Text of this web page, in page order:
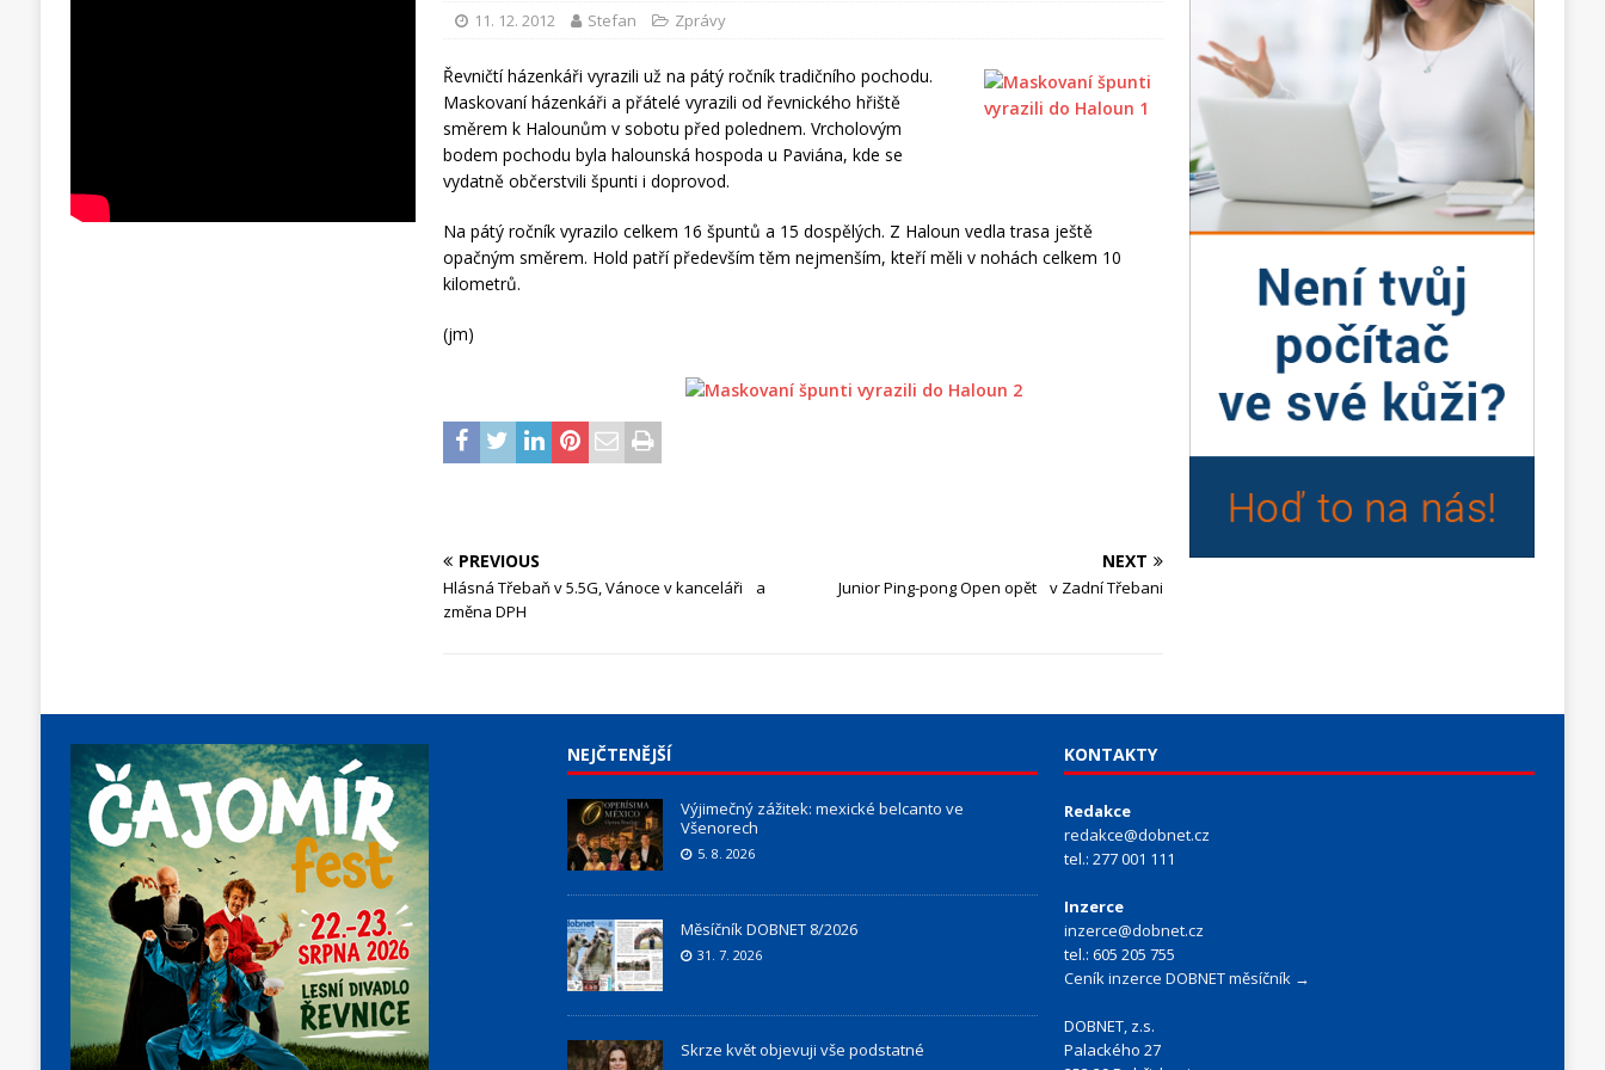
11. 12. 2012 Stefan Zprávy
Řevničtí házenkáři vyrazili už na pátý ročník tradičního pochodu.
Maskovaní házenkáři a přátelé vyrazili od řevnického hřiště
směrem k Halounům v sobotu před polednem. Vrcholovým
bodem pochodu byla halounská hospoda u Paviána, kde se
vydatně občerstvili špunti i doprovod.
Na pátý ročník vyrazilo celkem 16 špuntů a 15 dospělých. Z Haloun vedla trasa ještě
opačným směrem. Hold patří především těm nejmenším, kteří měli v nohách celkem 10
kilometrů.
(jm)
PREVIOUS
Hlásná Třebaň v 5.5G, Vánoce v kanceláři a
změna DPH
NEXT
Junior Ping-pong Open opět v Zadní Třebani
NEJČTENĚJŠÍ
Výjimečný zážitek: mexické belcanto ve
Všenorech
5. 8. 2026
Měsíčník DOBNET 8/2026
31. 7. 2026
Skrze květ objevuji vše podstatné
KONTAKTY
Redakce
redakce@dobnet.cz
tel.: 277 001 111
Inzerce
inzerce@dobnet.cz
tel.: 605 205 755
Ceník inzerce DOBNET měsíčník →
DOBNET, z.s.
Palackého 27